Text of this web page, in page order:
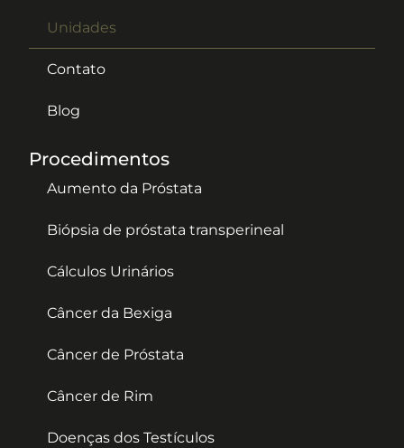
Unidades
Contato
Blog
Procedimentos
Aumento da Próstata
Biópsia de próstata transperineal
Cálculos Urinários
Câncer da Bexiga
Câncer de Próstata
Câncer de Rim
Doenças dos Testículos